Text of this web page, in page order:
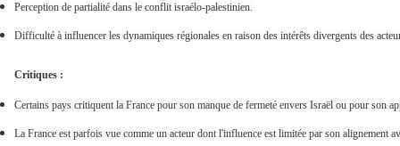
Perception de partialité dans le conflit israélo-palestinien.
Difficulté à influencer les dynamiques régionales en raison des intérêts divergents des
Critiques :
Certains pays critiquent la France pour son manque de fermeté envers Israël ou pour son
La France est parfois vue comme un acteur dont l'influence est limitée par son alignement